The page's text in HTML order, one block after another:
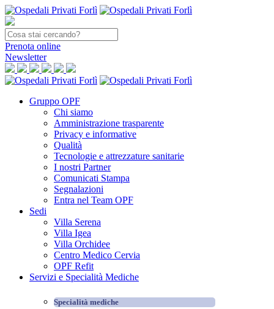
Prenota online
Newsletter
Gruppo OPF
Chi siamo
Amministrazione trasparente
Privacy e informative
Qualità
Tecnologie e attrezzature sanitarie
I nostri Partner
Comunicati Stampa
Segnalazioni
Entra nel Team OPF
Sedi
Villa Serena
Villa Igea
Villa Orchidee
Centro Medico Cervia
OPF Refit
Servizi e Specialità Mediche
Specialità mediche